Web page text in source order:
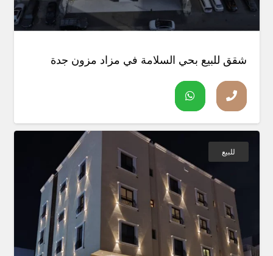
شقق للبيع بحي السلامة في مزاد مزون جدة
للبيع